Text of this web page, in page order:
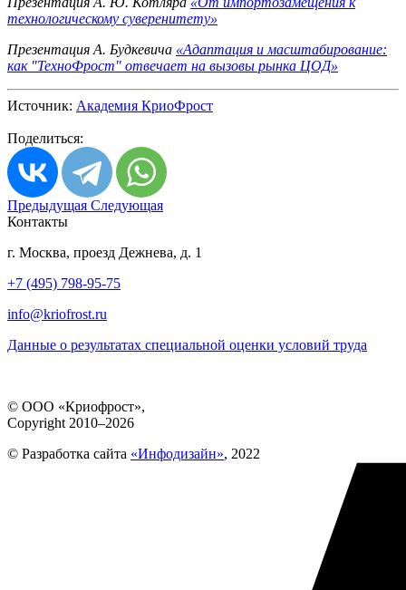
технологическому суверенитету»
Презентация А. Будкевича «Адаптация и масштабирование:
как "ТехноФрост" отвечает на вызовы рынка ЦОД»
Источник: Академия КриоФрост
Поделиться:
Предыдущая Следующая
Контакты
г. Москва, проезд Дежнева, д. 1
+7 (495) 798-95-75
info@kriofrost.ru
Данные о результатах специальной оценки условий труда
© ООО «Криофрост»,
Copyright 2010–2026
© Разработка сайта «Инфодизайн», 2022